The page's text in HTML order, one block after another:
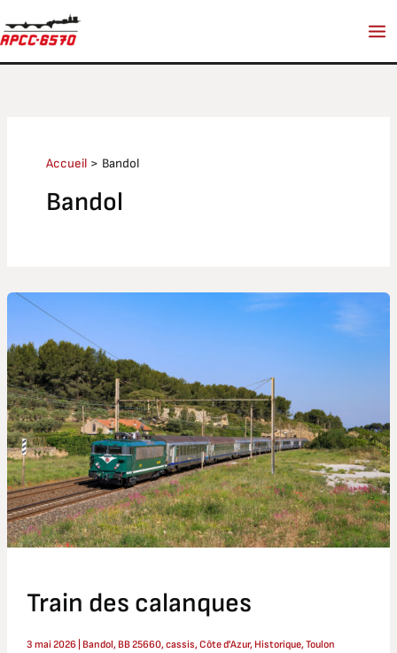
au
Accueil Bandol
Bandol
Train des calanques
3 mai 2026 Bandol, BB 25660,cassis,Côte d'Azur, Historique,Toulon
Train
calanques